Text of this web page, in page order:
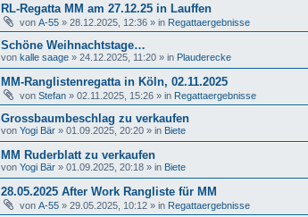
RL-Regatta MM am 27.12.25 in Lauffen
von A-55 » 28.12.2025, 12:36 » in Regattaergebnisse
Schöne Weihnachtstage…
von kalle saage » 24.12.2025, 11:20 » in Plauderecke
MM-Ranglistenregatta in Köln, 02.11.2025
von Stefan » 02.11.2025, 15:26 » in Regattaergebnisse
Grossbaumbeschlag zu verkaufen
von Yogi Bär » 01.09.2025, 20:20 » in Biete
MM Ruderblatt zu verkaufen
von Yogi Bär » 01.09.2025, 20:18 » in Biete
28.05.2025 After Work Rangliste für MM
von A-55 » 29.05.2025, 10:12 » in Regattaergebnisse